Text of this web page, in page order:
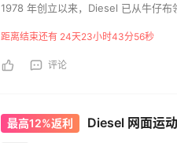
1978 年创立以来，Diesel 已从牛仔布
距离结束还有 24天23小时43分55秒
评论
最高12%返利 Diesel 网面运